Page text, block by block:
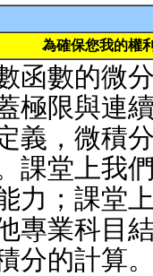
為確保您我的權
函數的微
極限與連
義，微積
課堂上我
力；課堂
專業科目
分的計算